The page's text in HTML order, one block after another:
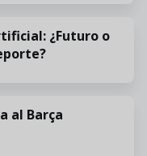
¿Futuro o
al Barça